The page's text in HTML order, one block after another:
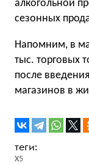
алкогольной
сезонных
Напомним, в
тыс. торговых
после
магазинов в
X5